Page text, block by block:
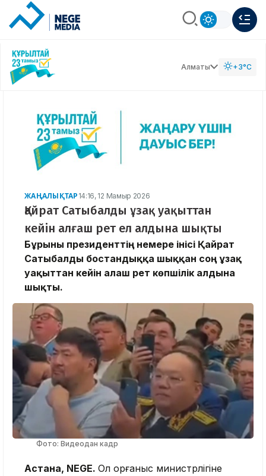
Алматы +3°C
ЖАҢАЛЫҚТАР 14:16, 12 Мамыр 2026
Қайрат Сатыбалды ұзақ уақыттан
кейін алғаш рет ел алдына шықты
Бұрынғы президенттің немере інісі Қайрат
Сатыбалды бостандыққа шыққан соң ұзақ
уақыттан кейін алғаш рет көпшілік алдына
шықты.
Фото: Видеодан кадр
Астана, NEGE. Ол Қорғаныс министрлігіне